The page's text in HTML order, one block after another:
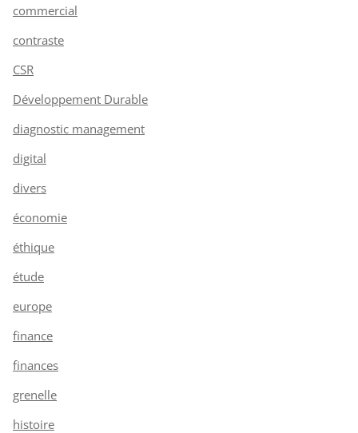
commercial
contraste
CSR
Développement Durable
diagnostic management
digital
divers
économie
éthique
étude
europe
finance
finances
grenelle
histoire